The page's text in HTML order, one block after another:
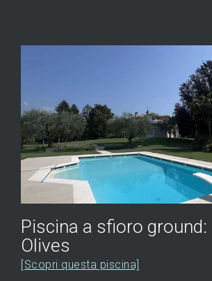
Piscina a sfioro ground:
Olives
[Scopri questa piscina]